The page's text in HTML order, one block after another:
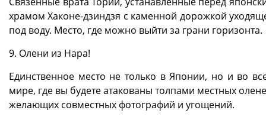
храмом Хаконе-дзиндзя с каменной дорожкой
под воду. Место, где можно выйти за грани горизонта.
9. Олени из Нара!
Единственное место не только в Японии, но и во
мире, где вы будете атакованы толпами местных
желающих совместных фотографий и угощений.